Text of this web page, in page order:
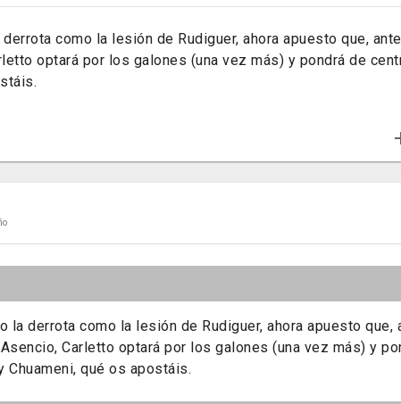
como la lesión de Rudiguer, ahora apuesto que,
optará por los galones (una vez más) y pondrá de
la derrota como la lesión de Rudiguer, ahora apuesto que,
Carletto optará por los galones (una vez más) y
Chuameni, qué os apostáis.